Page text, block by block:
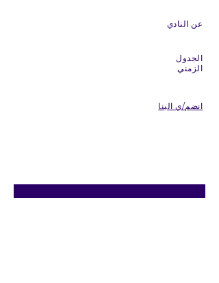
عن النادي
الجدول
الزمني
انضم/ي الينا